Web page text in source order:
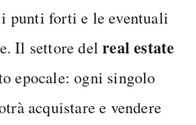
punti forti e le eventuali
Il settore delreal estate
epocale: ogni singolo
acquistare e vendere